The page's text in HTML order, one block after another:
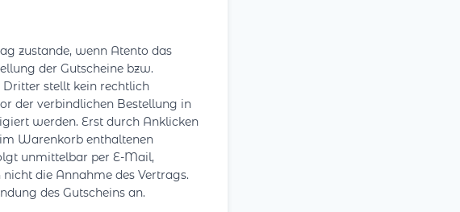
zustande, wenn Atento das
der Gutscheine bzw.
Dritter stellt kein rechtlich
der verbindlichen Bestellung in
werden. Erst durch Anklicken
Warenkorb enthaltenen
unmittelbar per E-Mail,
die Annahme des Vertrags.
des Gutscheins an.